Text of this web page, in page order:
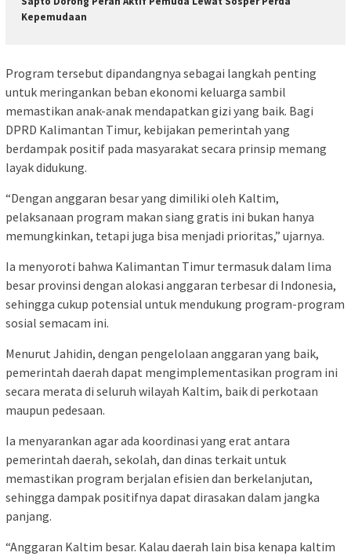
Kepemudaan
Program tersebut dipandangnya sebagai langkah penting
untuk meringankan beban ekonomi keluarga sambil
memastikan anak-anak mendapatkan gizi yang baik. Bagi
DPRD Kalimantan Timur, kebijakan pemerintah yang
berdampak positif pada masyarakat secara prinsip memang
layak didukung.
“Dengan anggaran besar yang dimiliki oleh Kaltim,
pelaksanaan program makan siang gratis ini bukan hanya
memungkinkan, tetapi juga bisa menjadi prioritas,” ujarnya.
Ia menyoroti bahwa Kalimantan Timur termasuk dalam lima
besar provinsi dengan alokasi anggaran terbesar di Indonesia,
sehingga cukup potensial untuk mendukung program-program
sosial semacam ini.
Menurut Jahidin, dengan pengelolaan anggaran yang baik,
pemerintah daerah dapat mengimplementasikan program ini
secara merata di seluruh wilayah Kaltim, baik di perkotaan
maupun pedesaan.
Ia menyarankan agar ada koordinasi yang erat antara
pemerintah daerah, sekolah, dan dinas terkait untuk
memastikan program berjalan efisien dan berkelanjutan,
sehingga dampak positifnya dapat dirasakan dalam jangka
panjang.
“Anggaran Kaltim besar. Kalau daerah lain bisa kenapa kaltim